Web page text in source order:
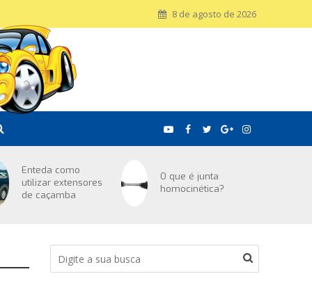
8 de agosto de 2026
Enteda como
utilizar extensores
de caçamba
O que é junta
homocinética?